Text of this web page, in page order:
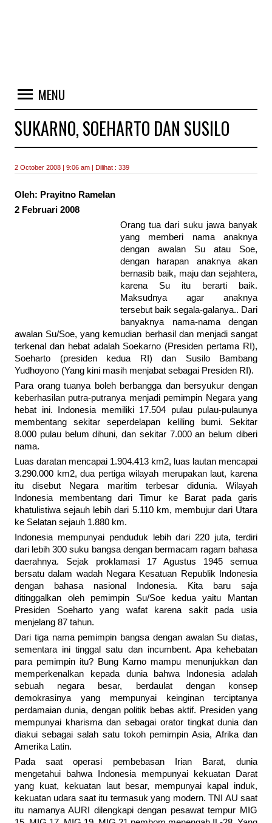
MENU
SUKARNO, SOEHARTO DAN SUSILO
2 October 2008 | 9:06 am | Dilihat : 339
Oleh: Prayitno Ramelan
2 Februari 2008
Orang tua dari suku jawa banyak
yang memberi nama anaknya
dengan awalan Su atau Soe,
dengan harapan anaknya akan
bernasib baik, maju dan sejahtera,
karena Su itu berarti baik.
Maksudnya agar anaknya
tersebut baik segala-galanya.. Dari
banyaknya nama-nama dengan
awalan Su/Soe, yang kemudian berhasil dan menjadi sangat
terkenal dan hebat adalah Soekarno (Presiden pertama RI),
Soeharto (presiden kedua RI) dan Susilo Bambang
Yudhoyono (Yang kini masih menjabat sebagai Presiden RI).
Para orang tuanya boleh berbangga dan bersyukur dengan
keberhasilan putra-putranya menjadi pemimpin Negara yang
hebat ini. Indonesia memiliki 17.504 pulau pulau-pulaunya
membentang sekitar seperdelapan keliling bumi. Sekitar
8.000 pulau belum dihuni, dan sekitar 7.000 an belum diberi
nama.
Luas daratan mencapai 1.904.413 km2, luas lautan mencapai
3.290.000 km2, dua pertiga wilayah merupakan laut, karena
itu disebut Negara maritim terbesar didunia. Wilayah
Indonesia membentang dari Timur ke Barat pada garis
khatulistiwa sejauh lebih dari 5.110 km, membujur dari Utara
ke Selatan sejauh 1.880 km.
Indonesia mempunyai penduduk lebih dari 220 juta, terdiri
dari lebih 300 suku bangsa dengan bermacam ragam bahasa
daerahnya. Sejak proklamasi 17 Agustus 1945 semua
bersatu dalam wadah Negara Kesatuan Republik Indonesia
dengan bahasa nasional Indonesia. Kita baru saja
ditinggalkan oleh pemimpin Su/Soe kedua yaitu Mantan
Presiden Soeharto yang wafat karena sakit pada usia
menjelang 87 tahun.
Dari tiga nama pemimpin bangsa dengan awalan Su diatas,
sementara ini tinggal satu dan incumbent. Apa kehebatan
para pemimpin itu? Bung Karno mampu menunjukkan dan
memperkenalkan kepada dunia bahwa Indonesia adalah
sebuah negara besar, berdaulat dengan konsep
demokrasinya yang mempunyai keinginan terciptanya
perdamaian dunia, dengan politik bebas aktif. Presiden yang
mempunyai kharisma dan sebagai orator tingkat dunia dan
diakui sebagai salah satu tokoh pemimpin Asia, Afrika dan
Amerika Latin.
Pada saat operasi pembebasan Irian Barat, dunia
mengetahui bahwa Indonesia mempunyai kekuatan Darat
yang kuat, kekuatan laut besar, mempunyai kapal induk,
kekuatan udara saat itu termasuk yang modern. TNI AU saat
itu namanya AURI dilengkapi dengan pesawat tempur MIG